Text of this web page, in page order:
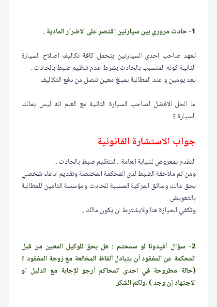
1- حادث مروري بين سيارتين اقتصر على الاضرار المادية .
تعهد صاحب احدى السيارتين بتحمل كافة تكاليف اصلاح السيارة
الثانية كونه المتسبب بالحادث بشرط عدم تنظيم ضبط بالحادث .
بعد يومين و عند المطالبة بمبلغ معين تنصل من دفع التكاليف .
ما الحل الافضل لصاحب السيارة الثانية مع العلم انه ليس بمالك
السيارة ؟
جواب الاستشارة القانونية
التقدم بمعروض للنيابة العامة .. لتنظيم ضبط بالحادث ..
ومن ثم ملاحقة الضبط لدى المحكمة المختصة وتقديم ادعاء شخصي
بحق مالك وسائق المركبة المسببة للحادث ومؤسسة التامين للمطالبة
بالتعويض .
وتكفي الحيازة هنا ولايشترط ان يكون مالك ..
2- سؤال أفيدونا لو سمحتم : هل يحق للوكيل المعين من قبل
المحكمة عن المفقود أن يتبادل ألفاظ المخالعة مع زوجة المفقود ؟
(حالة مطروحة في احدى المحاكم أرجو الإجابة مع الدليل او
الاجتهاد إن وجد ) .ولكم الشكر